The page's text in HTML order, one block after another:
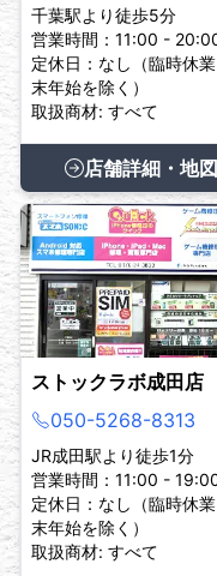
千葉駅より徒歩5分
営業時間：11:00 -
定休日：なし（臨時休
末年始を除く）
取扱商材: すべて
店舗詳細・地図
ストックラボ成田店
050-5268-8313
JR成田駅より徒歩1分
営業時間：11:00 -
定休日：なし（臨時休
末年始を除く）
取扱商材: すべて